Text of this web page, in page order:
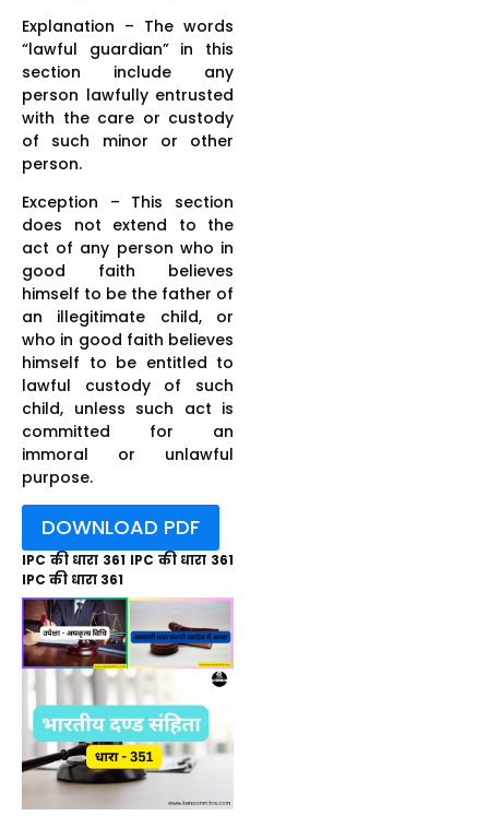
Explanation – The words
“lawful guardian” in this
section include any
person lawfully entrusted
with the care or custody
of such minor or other
person.
Exception – This section
does not extend to the
act of any person who in
good faith believes
himself to be the father of
an illegitimate child, or
who in good faith believes
himself to be entitled to
lawful custody of such
child, unless such act is
committed for an
immoral or unlawful
purpose.
DOWNLOAD PDF
IPC की धारा 361 IPC की धारा 361
IPC की धारा 361